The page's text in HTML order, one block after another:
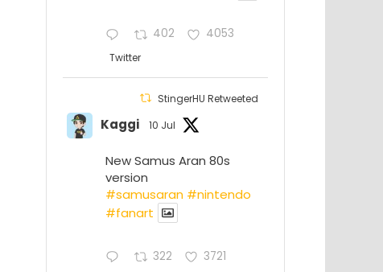
402 4053
Twitter
StingerHU Retweeted
Kaggi 10 Jul
New Samus Aran 80s
version
#samusaran #nintendo
#fanartㅤㅤㅤㅤ
322 3721